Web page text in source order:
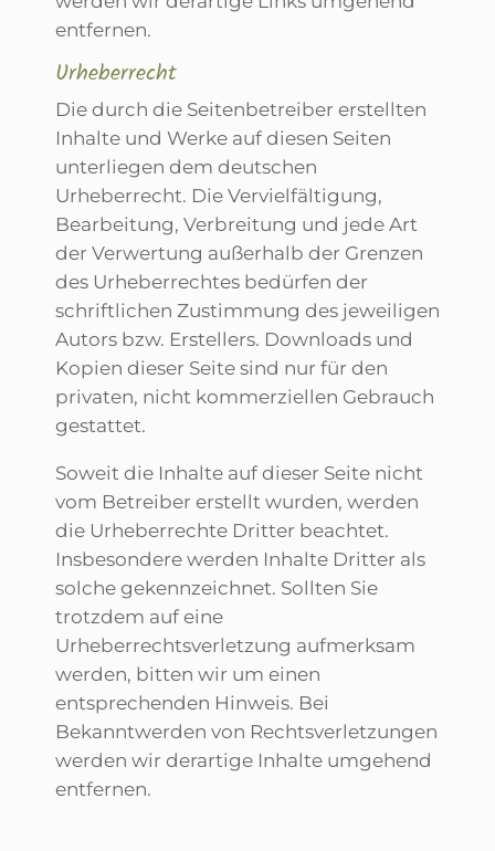
entfernen.
Urheberrecht
Die durch die Seitenbetreiber erstellten
Inhalte und Werke auf diesen Seiten
unterliegen dem deutschen
Urheberrecht. Die Vervielfältigung,
Bearbeitung, Verbreitung und jede Art
der Verwertung außerhalb der Grenzen
des Urheberrechtes bedürfen der
schriftlichen Zustimmung des jeweiligen
Autors bzw. Erstellers. Downloads und
Kopien dieser Seite sind nur für den
privaten, nicht kommerziellen Gebrauch
gestattet.
Soweit die Inhalte auf dieser Seite nicht
vom Betreiber erstellt wurden, werden
die Urheberrechte Dritter beachtet.
Insbesondere werden Inhalte Dritter als
solche gekennzeichnet. Sollten Sie
trotzdem auf eine
Urheberrechtsverletzung aufmerksam
werden, bitten wir um einen
entsprechenden Hinweis. Bei
Bekanntwerden von Rechtsverletzungen
werden wir derartige Inhalte umgehend
entfernen.